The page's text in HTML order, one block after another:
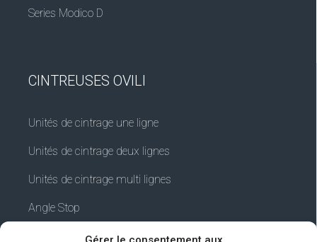
Series Modico D
CINTREUSES OVILI
Unités de cintrage une ligne
Unités de cintrage deux lignes
Unités de cintrage multi lignes
Angle Stop